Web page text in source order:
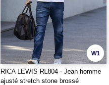
W1
RICA LEWIS RL804 - Jean homme
ajusté stretch stone brossé